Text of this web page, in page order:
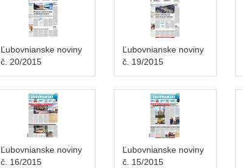
Ľubovnianske noviny
č. 20/2015
Ľubovnianske noviny
č. 19/2015
Ľubovnianske noviny
č. 16/2015
Ľubovnianske noviny
č. 15/2015